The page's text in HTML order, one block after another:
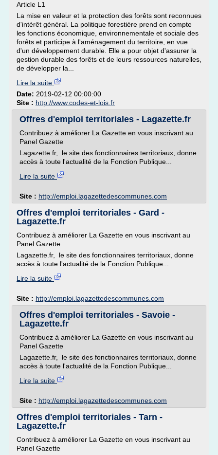
Article L1
La mise en valeur et la protection des forêts sont reconnues
d'intérêt général. La politique forestière prend en compte
les fonctions économique, environnementale et sociale des
forêts et participe à l'aménagement du territoire, en vue
d'un développement durable. Elle a pour objet d'assurer la
gestion durable des forêts et de leurs ressources naturelles,
de développer la...
Lire la suite
Date: 2019-02-12 00:00:00
Site : http://www.codes-et-lois.fr
Offres d'emploi territoriales - Lagazette.fr
Contribuez à améliorer La Gazette en vous inscrivant au
Panel Gazette
Lagazette.fr, le site des fonctionnaires territoriaux, donne
accès à toute l'actualité de la Fonction Publique...
Lire la suite
Site : http://emploi.lagazettedescommunes.com
Offres d'emploi territoriales - Gard -
Lagazette.fr
Contribuez à améliorer La Gazette en vous inscrivant au
Panel Gazette
Lagazette.fr, le site des fonctionnaires territoriaux, donne
accès à toute l'actualité de la Fonction Publique...
Lire la suite
Site : http://emploi.lagazettedescommunes.com
Offres d'emploi territoriales - Savoie -
Lagazette.fr
Contribuez à améliorer La Gazette en vous inscrivant au
Panel Gazette
Lagazette.fr, le site des fonctionnaires territoriaux, donne
accès à toute l'actualité de la Fonction Publique...
Lire la suite
Site : http://emploi.lagazettedescommunes.com
Offres d'emploi territoriales - Tarn -
Lagazette.fr
Contribuez à améliorer La Gazette en vous inscrivant au
Panel Gazette